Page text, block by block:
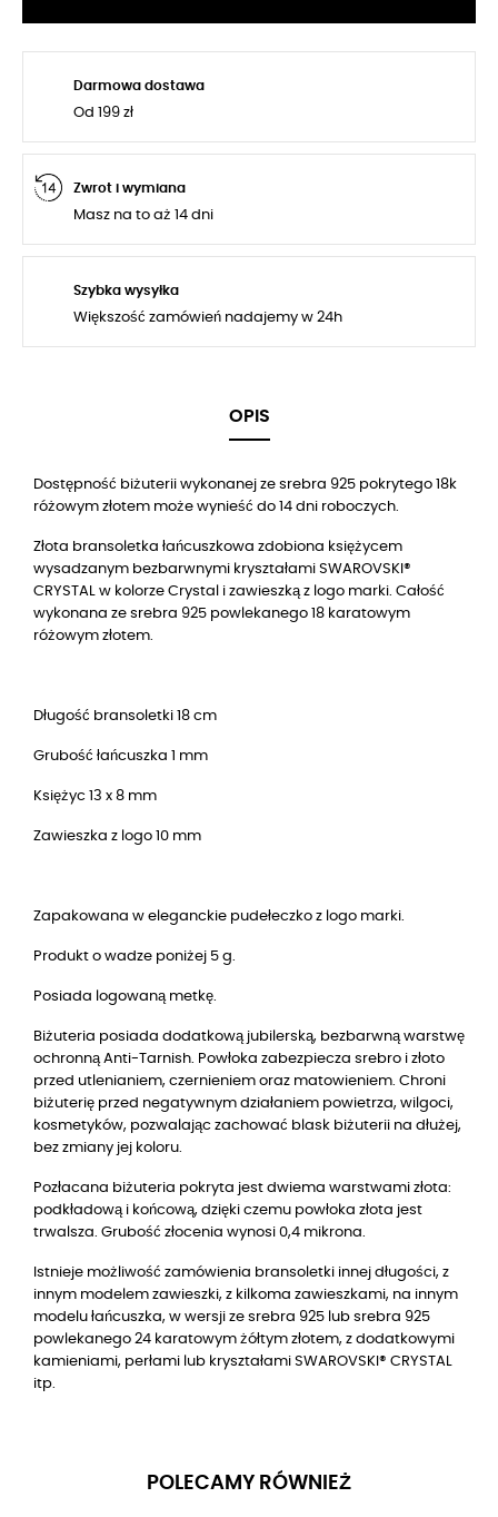
Darmowa dostawa
Od 199 zł
Zwrot i wymiana
Masz na to aż 14 dni
Szybka wysyłka
Większość zamówień nadajemy w 24h
OPIS
Dostępność biżuterii wykonanej ze srebra 925 pokrytego 18k
różowym złotem może wynieść do 14 dni roboczych.
Złota bransoletka łańcuszkowa zdobiona księżycem
wysadzanym bezbarwnymi kryształami SWAROVSKI®
CRYSTAL w kolorze Crystal i zawieszką z logo marki. Całość
wykonana ze srebra 925 powlekanego 18 karatowym
różowym złotem.
Długość bransoletki 18 cm
Grubość łańcuszka 1 mm
Księżyc 13 x 8 mm
Zawieszka z logo 10 mm
Zapakowana w eleganckie pudełeczko z logo marki.
Produkt o wadze poniżej 5 g.
Posiada logowaną metkę.
Biżuteria posiada dodatkową jubilerską, bezbarwną warstwę
ochronną Anti-Tarnish. Powłoka zabezpiecza srebro i złoto
przed utlenianiem, czernieniem oraz matowieniem. Chroni
biżuterię przed negatywnym działaniem powietrza, wilgoci,
kosmetyków, pozwalając zachować blask biżuterii na dłużej,
bez zmiany jej koloru.
Pozłacana biżuteria pokryta jest dwiema warstwami złota:
podkładową i końcową, dzięki czemu powłoka złota jest
trwalsza. Grubość złocenia wynosi 0,4 mikrona.
Istnieje możliwość zamówienia bransoletki innej długości, z
innym modelem zawieszki, z kilkoma zawieszkami, na innym
modelu łańcuszka, w wersji ze srebra 925 lub srebra 925
powlekanego 24 karatowym żółtym złotem, z dodatkowymi
kamieniami, perłami lub kryształami SWAROVSKI® CRYSTAL
itp.
POLECAMY RÓWNIEŻ